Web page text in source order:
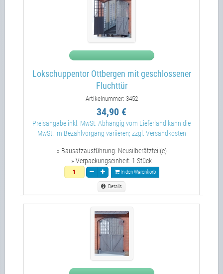
Lokschuppentor Ottbergen mit geschlossener
Fluchttür
Artikelnummer: 3452
34,90 €
Preisangabe inkl. MwSt. Abhängig vom Lieferland kann die
MwSt. im Bezahlvorgang variieren; zzgl. Versandkosten
» Bausatzausführung: Neusilberätzteil(e)
» Verpackungseinheit: 1 Stück
In den Warenkorb
Details